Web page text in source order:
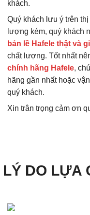
khách.
Quý khách lưu ý trên
lượng kém, quý khách
bản lề Hafele thật và
chất lượng. Tốt nhất
chính hãng Hafele,
hãng gần nhất hoặc
quý khách.
Xin trân trọng cảm ơn
LÝ DO LỰA